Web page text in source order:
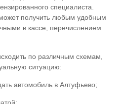
специалиста.
получить любым удобным
в кассе, перечислением
по различным схемам,
ситуацию:
автомобиль в Алтуфьево;